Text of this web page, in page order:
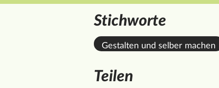
Stichworte
Gestalten und selber machen
Teilen